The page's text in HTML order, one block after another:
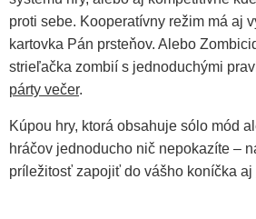
proti sebe. Kooperatívny režim má aj
kartovka Pán prsteňov. Alebo
strieľačka zombií s jednoduchými
párty večer.
Kúpou hry, ktorá obsahuje sólo mód
hráčov jednoducho nič nepokazíte –
príležitosť zapojiť do vášho koníčka aj